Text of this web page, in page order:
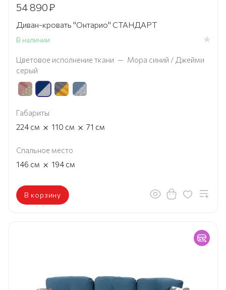
54 890₽
Диван-кровать "Онтарио" СТАНДАРТ
В наличии
Цветовое исполнение ткани — Мора синий / Джейми
серый
Габариты
224 см × 110 см × 71 см
Спальное место
146 см × 194 см
В корзину